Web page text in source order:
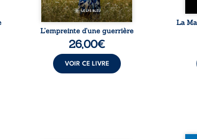
L’empreinte d’une guerrière
26,00€
VOIR CE LIVRE
La